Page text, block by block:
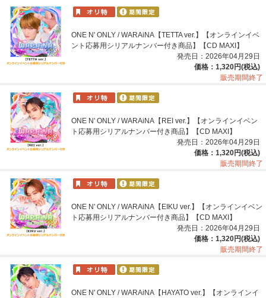
ONE N' ONLY / WARAiNA【TETTA ver.】【オンラインイベ
ント応募用シリアルナンバー付き商品】【CD MAXI】
発売日：2026年04月29日
価格：1,320円(税込)
販売期間終了
ONE N' ONLY / WARAiNA【REI ver.】【オンラインイベン
ト応募用シリアルナンバー付き商品】【CD MAXI】
発売日：2026年04月29日
価格：1,320円(税込)
販売期間終了
ONE N' ONLY / WARAiNA【EIKU ver.】【オンラインイベン
ト応募用シリアルナンバー付き商品】【CD MAXI】
発売日：2026年04月29日
価格：1,320円(税込)
販売期間終了
ONE N' ONLY / WARAiNA【HAYATO ver.】【オンラインイ